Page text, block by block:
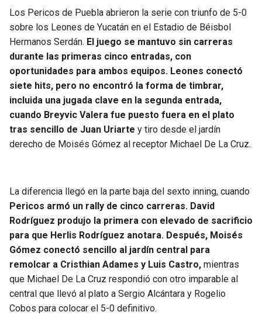
Los Pericos de Puebla abrieron la serie con triunfo de 5-0
sobre los Leones de Yucatán en el Estadio de Béisbol
Hermanos Serdán. El juego se mantuvo sin carreras
durante las primeras cinco entradas, con
oportunidades para ambos equipos. Leones conectó
siete hits, pero no encontró la forma de timbrar,
incluida una jugada clave en la segunda entrada,
cuando Breyvic Valera fue puesto fuera en el plato
tras sencillo de Juan Uriarte y tiro desde el jardín
derecho de Moisés Gómez al receptor Michael De La Cruz.
La diferencia llegó en la parte baja del sexto inning, cuando
Pericos armó un rally de cinco carreras. David
Rodríguez produjo la primera con elevado de sacrificio
para que Herlis Rodríguez anotara. Después, Moisés
Gómez conectó sencillo al jardín central para
remolcar a Cristhian Adames y Luis Castro, mientras
que Michael De La Cruz respondió con otro imparable al
central que llevó al plato a Sergio Alcántara y Rogelio
Cobos para colocar el 5-0 definitivo.